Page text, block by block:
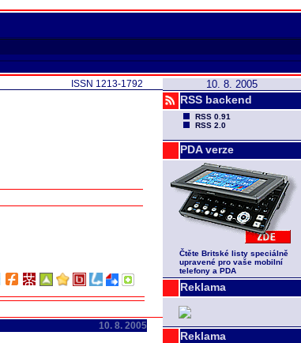
10. 8. 2005
RSS backend
RSS 0.91
RSS 2.0
PDA verze
Čtěte Britské listy speciálně
upravené pro vaše mobilní
telefony a PDA
Reklama
Reklama
ISSN 1213-1792
10. 8. 2005